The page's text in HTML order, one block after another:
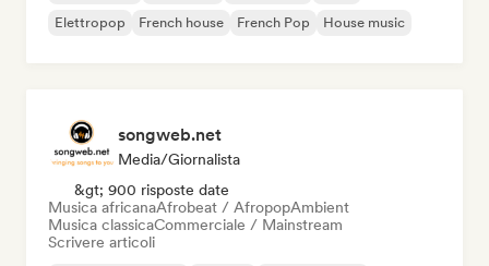
Elettropop
French house French Pop House music
songweb.net
Media/Giornalista
&gt; 900 risposte date
Musica africanaAfrobeat / AfropopAmbient
Musica classicaCommerciale / Mainstream
Scrivere articoli